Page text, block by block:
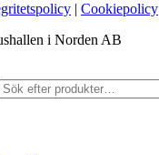
| Cookiepolicy
i Norden AB